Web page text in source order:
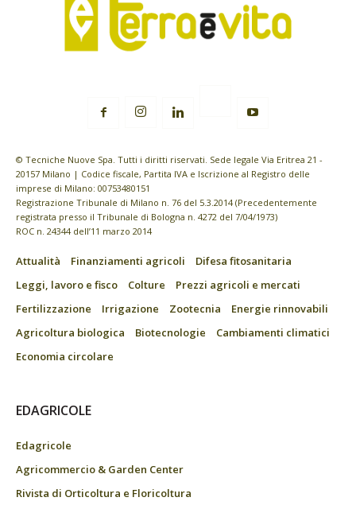
© Tecniche Nuove Spa. Tutti i diritti riservati. Sede legale Via Eritrea 21 -
20157 Milano | Codice fiscale, Partita IVA e Iscrizione al Registro delle
imprese di Milano: 00753480151
Registrazione Tribunale di Milano n. 76 del 5.3.2014 (Precedentemente
registrata presso il Tribunale di Bologna n. 4272 del 7/04/1973)
ROC n. 24344 dell’11 marzo 2014
Attualità Finanziamenti agricoli
Difesa fitosanitaria
Leggi, lavoro e fisco
Colture
Prezzi agricoli e mercati
Fertilizzazione
Irrigazione Zootecnia
Energie rinnovabili
Agricoltura biologica
Biotecnologie
Cambiamenti climatici
Economia circolare
EDAGRICOLE
Edagricole
Agricommercio & Garden Center
Rivista di Orticoltura e Floricoltura